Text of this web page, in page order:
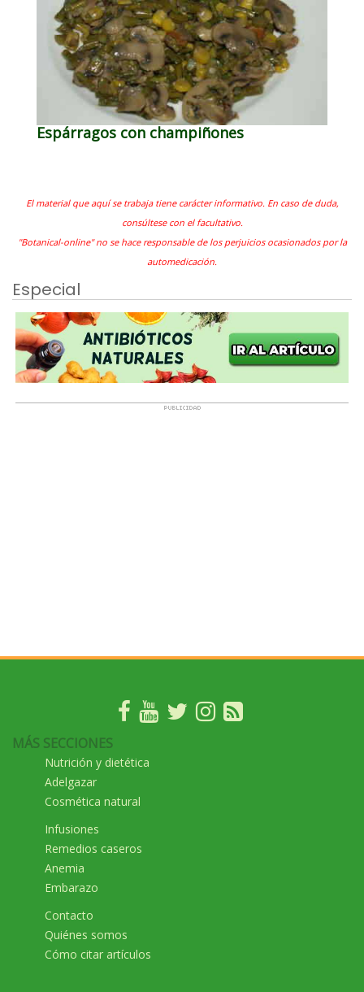
Espárragos con champiñones
El material que aquí se trabaja tiene carácter informativo. En caso de duda,
consúltese con el facultativo.
"Botanical-online" no se hace responsable de los perjuicios ocasionados por la
automedicación.
Especial
MÁS SECCIONES
Nutrición y dietética
Adelgazar
Cosmética natural
Infusiones
Remedios caseros
Anemia
Embarazo
Contacto
Quiénes somos
Cómo citar artículos